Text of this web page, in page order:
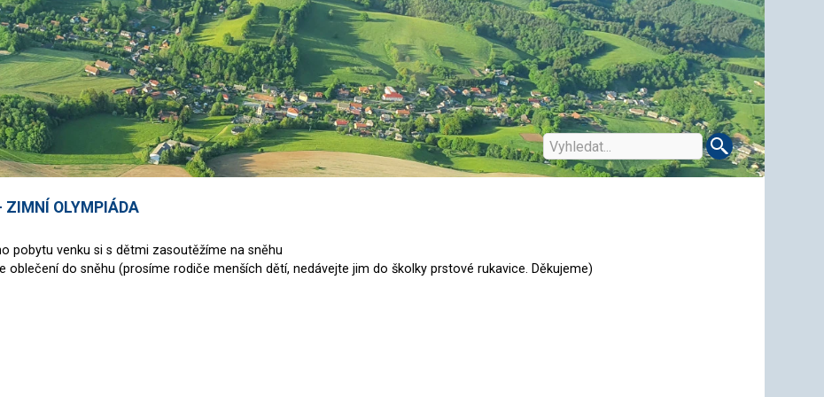
ZIMNÍ OLYMPIÁDA
pobytu venku si s dětmi zasoutěžíme na sněhu
oblečení do sněhu (prosíme rodiče menších dětí, nedávejte jim do školky prstové rukavice. Děkujeme)